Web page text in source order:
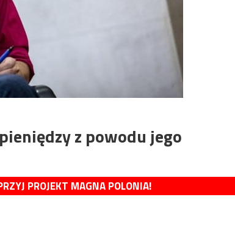
z powodu jego
PROJEKT MAGNA POLONIA!